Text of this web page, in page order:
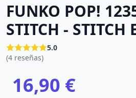
FUNKO POP!
STITCH - STITCH
5.0
(4 reseñas)
16,90 €